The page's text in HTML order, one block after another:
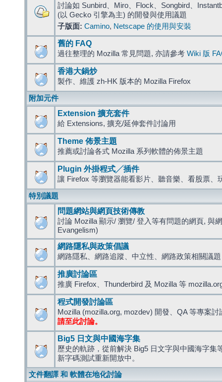
討論如 Sunbird、Miro、Flock、Songbird、
(以 Gecko 引擎為主) 的開發與使用議題
子版面: Camino, Netscape 的使用與安裝
舊的 FAQ
過往整理的 Mozilla 常見問題, 亦請參考 Wiki 版
香港大鍋炒
製作、維護 zh-HK 版本的 Mozilla Firefox
附加元件
Extension 擴充套件
給 Extensions, 擴充/延伸套件討論用
Theme 佈景主題
推薦或討論各式 Mozilla 系列軟體的佈景主題
Plugin 外掛程式╱插件
讓 Firefox 等瀏覽器能看影片、聽音樂、看股票、
特別議題
問題網站與網頁技術傳教
討論 Mozilla 顯示/ 瀏覽/ 登入等有問題的網頁, 與
Evangelism)
網路隱私與政策倡議
網路隱私、網路追蹤、中立性、網路政策相關議題
推廣討論區
推廣 Firefox、Thunderbird 及 Mozilla 等
程式開發討論區
Mozilla (mozilla.org, mozdev) 開發、QA 等專案討
請至此討論。
Big5 日文與中國海字集
歷史的軌跡，從前解決 Big5 日文字與中國海字集
新字碼測試重新開放中。
文件翻譯 和 軟體在地化討論